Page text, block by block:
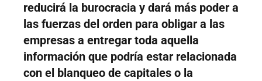
reducirá la burocracia y dará más poder a
las fuerzas del orden para obligar a las
empresas a entregar toda aquella
información que podría estar relacionada
con el blanqueo de capitales o la